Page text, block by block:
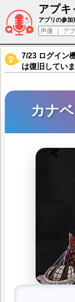
アプキ
カナベ
アプリの参
7/23 ログイン
は復旧してい
カナ